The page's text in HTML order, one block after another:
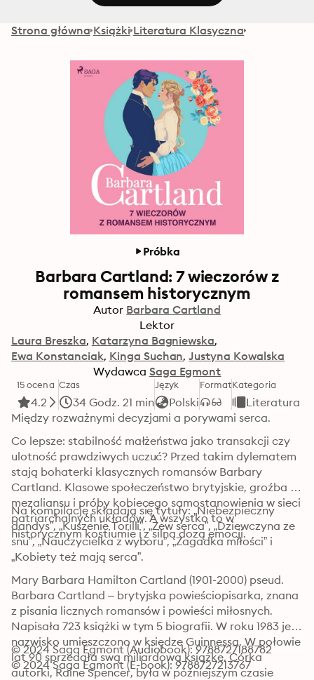
Strona główna Książki Literatura Klasyczna
Próbka
Barbara Cartland: 7 wieczorów z
romansem historycznym
Autor Barbara Cartland
Lektor
Laura Breszka Katarzyna Bagniewska
Ewa Konstanciak Kinga Suchan Justyna Kowalska
Wydawca Saga Egmont
15 ocena
4.2
Czas
34 Godz. 21 min
Język
Polski
FormatKategoria
Literatura
Co lepsze: stabilność małżeństwa jako transakcji czy
ulotność prawdziwych uczuć? Przed takim dylematem
stają bohaterki klasycznych romansów Barbary
Cartland. Klasowe społeczeństwo brytyjskie, groźba
mezaliansu i próby kobiecego samostanowienia w sieci
patriarchalnych układów. A wszystko to w
historycznym kostiumie i z silną dozą emocji.
Na kompilację składają się tytuły: „Niebezpieczny
dandys”, „Kuszenie Torilli”, „Zew serca”, „Dziewczyna ze
snu”, „Nauczycielka z wyboru”, „Zagadka miłości” i
Mary Barbara Hamilton Cartland (1901-2000) pseud.
Barbara Cartland – brytyjska powieściopisarka, znana
z pisania licznych romansów i powieści miłosnych.
Napisała 723 książki w tym 5 biografii. W roku 1983 jej
nazwisko umieszczono w księdze Guinnessa. W połowie
lat 90 sprzedała swą miliardową książkę. Córka
autorki, Raine Spencer, była w późniejszym czasie
© 2024 Saga Egmont (Audiobook): 9788727188782
© 2024 Saga Egmont (E-book): 9788727213767